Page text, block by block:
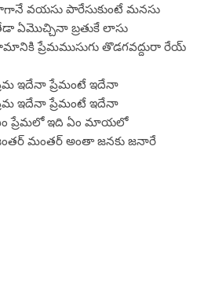
వయసు పారేసుకుంటే మనసు
ఏమొచ్చినా బ్రతుకే లాసు
ప్రేమముసుగు తొడగవద్దురా రేయ్
ఇదేనా ప్రేమంటే ఇదేనా
ఇదేనా ప్రేమంటే ఇదేనా
ప్రేమలో ఇది ఏం మాయలో
మంతర్ అంతా జనకు జనారే